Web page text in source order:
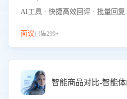
AI工具 · 快捷高效回评 · 批量回复
面议已售299+
智能商品对比-智能